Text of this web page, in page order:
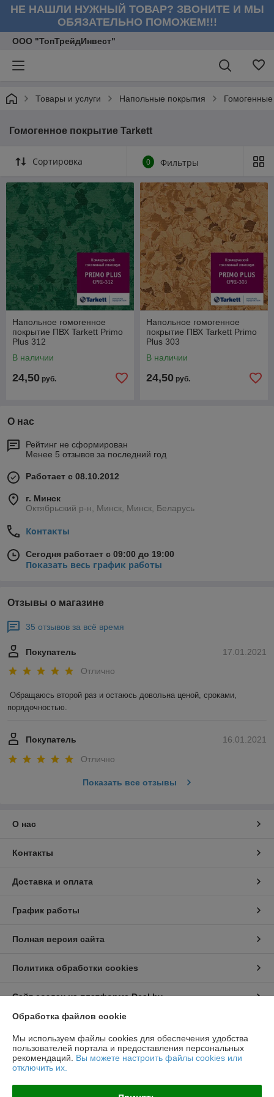
НЕ НАШЛИ НУЖНЫЙ ТОВАР? ЗВОНИТЕ И МЫ
ОБЯЗАТЕЛЬНО ПОМОЖЕМ!!!
ООО "ТопТрейдИнвест"
Товары и услуги Напольные покрытия
Гомогенное покрытие Tarkett
Сортировка 0 Фильтры
Напольное гомогенное
покрытие ПВХ Tarkett Primo
Plus 312
В наличии
24,50 руб.
Напольное гомогенное
покрытие ПВХ Tarkett Primo
Plus 303
В наличии
24,50 руб.
О нас
Рейтинг не сформирован
Менее 5 отзывов за последний год
Работает с 08.10.2012
г. Минск
Октябрьский р-н, Минск, Минск, Беларусь
Контакты
Сегодня работает с 09:00 до 19:00
Показать весь график работы
Отзывы о магазине
35 отзывов за всё время
17.01.2021
Покупатель
Отлично
Обращаюсь второй раз и остаюсь довольна ценой, сроками,
порядочностью.
16.01.2021
Покупатель
Отлично
Показать все отзывы
О нас
Контакты
Доставка и оплата
График работы
Полная версия сайта
Политика обработки cookies
Сайт создан на платформе Deal.by
Информация для покупателя
Юридическое лицо: ООО "Топтрейдинвест"
223044, Минск ул Стебенева 10а
Обработка файлов cookie
Мы используем файлы cookies для обеспечения удобства
пользователей портала и предоставления персональных
рекомендаций. Вы можете настроить файлы cookies или
отключить их.